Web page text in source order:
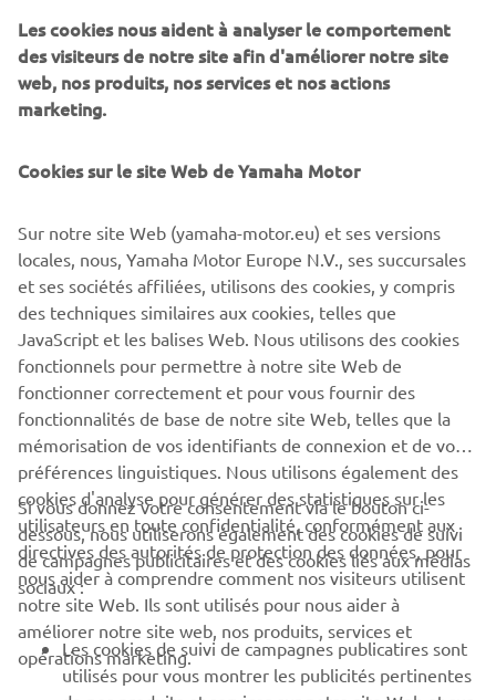
Cliquez sur sur une des icônes ci-dessous pour télécharger
l'application gratuite Yamaha MyRide - Link.
CORPORATE
PROS & B2B
PLUS YAMAHA
Les cookies nous aident à analyser le comportement
des visiteurs de notre site afin d'améliorer notre site
web, nos produits, nos services et nos actions
marketing.
Cookies sur le site Web de Yamaha Motor
Sur notre site Web (yamaha-motor.eu) et ses versions
locales, nous, Yamaha Motor Europe N.V., ses succursales
et ses sociétés affiliées, utilisons des cookies, y compris
des techniques similaires aux cookies, telles que
JavaScript et les balises Web. Nous utilisons des cookies
fonctionnels pour permettre à notre site Web de
fonctionner correctement et pour vous fournir des
fonctionnalités de base de notre site Web, telles que la
mémorisation de vos identifiants de connexion et de vos
préférences linguistiques. Nous utilisons également des
cookies d'analyse pour générer des statistiques sur les
utilisateurs en toute confidentialité, conformément aux
directives des autorités de protection des données, pour
nous aider à comprendre comment nos visiteurs utilisent
notre site Web. Ils sont utilisés pour nous aider à
améliorer notre site web, nos produits, services et
opérations marketing.
Si vous donnez votre consentement via le bouton ci-
dessous, nous utiliserons également des cookies de suivi
de campagnes publicitaires et des cookies liés aux médias
sociaux :
Les cookies de suivi de campagnes publicatires sont
utilisés pour vous montrer les publicités pertinentes